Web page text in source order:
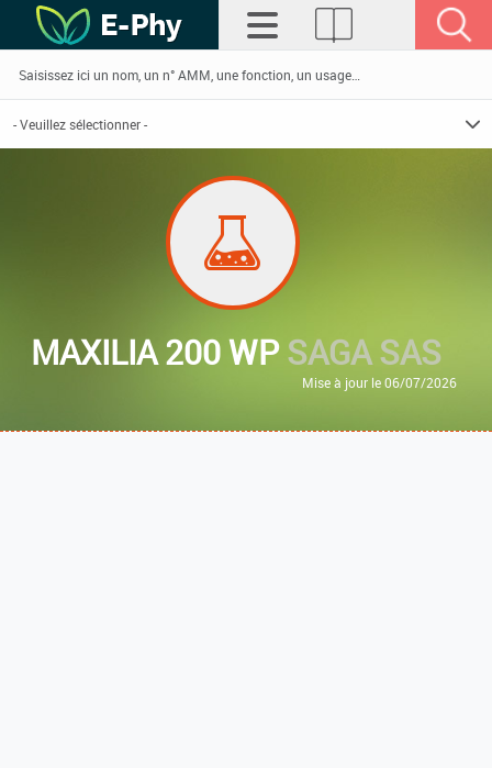
MAXILIA 200 WPSAGA SAS
Mise à jour le 06/07/2026